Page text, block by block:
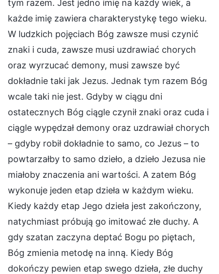
tym razem. Jest jedno imię na każdy wiek, a
każde imię zawiera charakterystykę tego wieku.
W ludzkich pojęciach Bóg zawsze musi czynić
znaki i cuda, zawsze musi uzdrawiać chorych
oraz wyrzucać demony, musi zawsze być
dokładnie taki jak Jezus. Jednak tym razem Bóg
wcale taki nie jest. Gdyby w ciągu dni
ostatecznych Bóg ciągle czynił znaki oraz cuda i
ciągle wypędzał demony oraz uzdrawiał chorych
– gdyby robił dokładnie to samo, co Jezus – to
powtarzałby to samo dzieło, a dzieło Jezusa nie
miałoby znaczenia ani wartości. A zatem Bóg
wykonuje jeden etap dzieła w każdym wieku.
Kiedy każdy etap Jego dzieła jest zakończony,
natychmiast próbują go imitować złe duchy. A
gdy szatan zaczyna deptać Bogu po piętach,
Bóg zmienia metodę na inną. Kiedy Bóg
dokończy pewien etap swego dzieła, złe duchy